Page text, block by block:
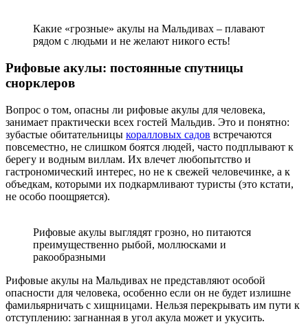
Какие «грозные» акулы на Мальдивах – плавают
рядом с людьми и не желают никого есть!
Рифовые акулы: постоянные спутницы
снорклеров
Вопрос о том, опасны ли рифовые акулы для человека,
занимает практически всех гостей Мальдив. Это и понятно:
зубастые обитательницы коралловых садов встречаются
повсеместно, не слишком боятся людей, часто подплывают к
берегу и водным виллам. Их влечет любопытство и
гастрономический интерес, но не к свежей человечинке, а к
объедкам, которыми их подкармливают туристы (это кстати,
не особо поощряется).
Рифовые акулы выглядят грозно, но питаются
преимущественно рыбой, моллюсками и
ракообразными
Рифовые акулы на Мальдивах не представляют особой
опасности для человека, особенно если он не будет излишне
фамильярничать с хищницами. Нельзя перекрывать им пути к
отступлению: загнанная в угол акула может и укусить.